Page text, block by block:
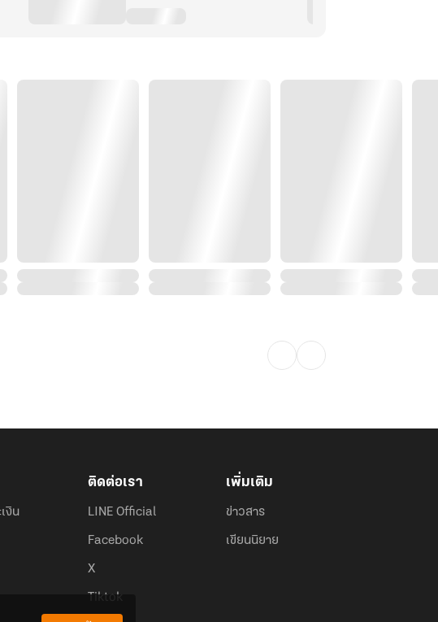
งิน
ติดต่อเรา
LINE Official
Facebook
X
Tiktok
เพิ่มเติม
ข่าวสาร
เขียนนิยาย